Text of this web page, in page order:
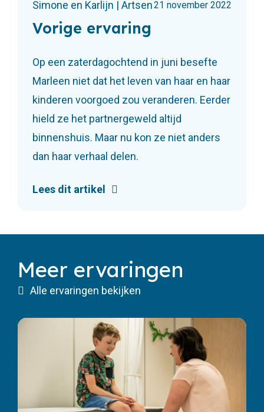
Simone en Karlijn | Artsen21 november 2022
Vorige ervaring
Op een zaterdagochtend in juni besefte
Marleen niet dat het leven van haar en haar
kinderen voorgoed zou veranderen. Eerder
hield ze het partnergeweld altijd
binnenshuis. Maar nu kon ze niet anders
dan haar verhaal delen.
Lees dit artikel
Meer ervaringen
Alle ervaringen bekijken